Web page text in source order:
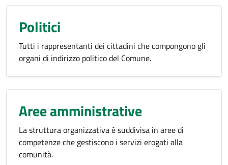
Politici
Tutti i rappresentanti dei cittadini che compongono gli
organi di indirizzo politico del Comune.
Aree amministrative
La struttura organizzativa è suddivisa in aree di
competenze che gestiscono i servizi erogati alla
comunità.